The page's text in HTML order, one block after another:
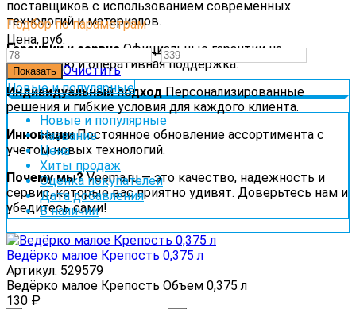
поставщиков с использованием современных
технологий и материалов.
Гарантии и сервисОфициальные гарантии на
продукцию и оперативная поддержка.
Индивидуальный подходПерсонализированные
решения и гибкие условия для каждого клиента.
ИнновацииПостоянное обновление ассортимента с
учетом новых технологий.
Почему мы?Veema.ru — это качество, надежность и
сервис, которые вас приятно удивят. Доверьтесь нам и
убедитесь сами!
Подбор по параметрам
Цена, руб.
—
Очистить
Новые и популярные
Новые и популярные
Название
Цена
Хиты продаж
Оценка покупателей
Дата добавления
В наличии
Ведёрко малое Крепость 0,375 л
Артикул: 529579
Ведёрко малое Крепость Объем 0,375 л
130 ₽